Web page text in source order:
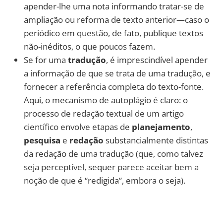
apender-lhe uma nota informando tratar-se de
ampliação ou reforma de texto anterior—caso o
periódico em questão, de fato, publique textos
não-inéditos, o que poucos fazem.
Se for uma tradução, é imprescindível apender
a informação de que se trata de uma tradução, e
fornecer a referência completa do texto-fonte.
Aqui, o mecanismo de autoplágio é claro: o
processo de redação textual de um artigo
científico envolve etapas de planejamento,
pesquisa e redação substancialmente distintas
da redação de uma tradução (que, como talvez
seja perceptível, sequer parece aceitar bem a
noção de que é “redigida”, embora o seja).